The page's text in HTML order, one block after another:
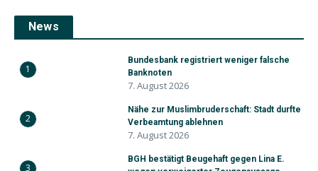
News
1
Bundesbank registriert weniger falsche
Banknoten
7. August 2026
2
Nähe zur Muslimbruderschaft: Stadt durfte
Verbeamtung ablehnen
7. August 2026
3
BGH bestätigt Beugehaft gegen Lina E.